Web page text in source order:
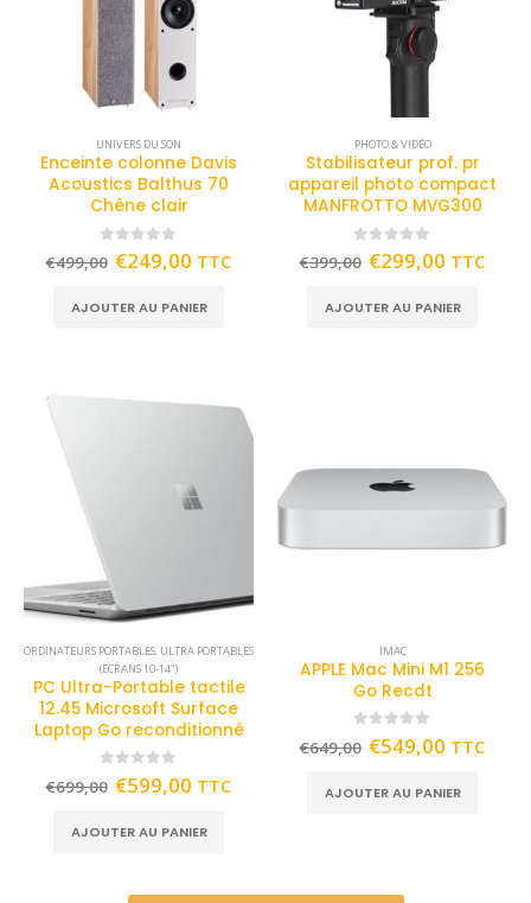
UNIVERS DU SON
Enceinte colonne Davis
Acoustics Balthus 70
Chêne clair
out of 5
€499,00 €249,00 TTC
AJOUTER AU PANIER
PHOTO & VIDÉO
Stabilisateur prof. pr
appareil photo compact
MANFROTTO MVG300
out of 5
€399,00 €299,00 TTC
AJOUTER AU PANIER
ORDINATEURS PORTABLES, ULTRA PORTABLES
(ECRANS 10-14")
PC Ultra-Portable tactile
12.45 Microsoft Surface
Laptop Go reconditionné
out of 5
€699,00 €599,00 TTC
AJOUTER AU PANIER
IMAC
APPLE Mac Mini M1 256
Go Recdt
out of 5
€649,00 €549,00 TTC
AJOUTER AU PANIER